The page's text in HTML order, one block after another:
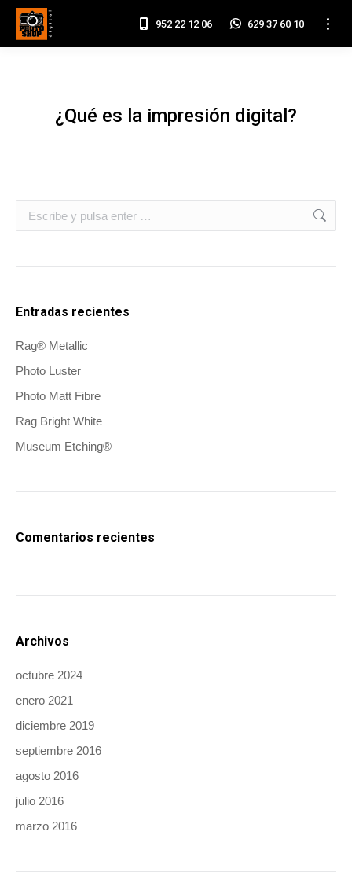
952 22 12 06 629 37 60 10
¿Qué es la impresión digital?
Buscar:
Entradas recientes
Rag® Metallic
Photo Luster
Photo Matt Fibre
Rag Bright White
Museum Etching®
Comentarios recientes
Archivos
octubre 2024
enero 2021
diciembre 2019
septiembre 2016
agosto 2016
julio 2016
marzo 2016